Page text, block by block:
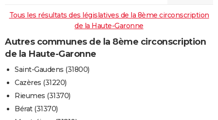
Tous les résultats des législatives de la 8ème circonscription
de la Haute-Garonne
Autres communes de la 8ème circonscription
de la Haute-Garonne
Saint-Gaudens (31800)
Cazères (31220)
Rieumes (31370)
Bérat (31370)